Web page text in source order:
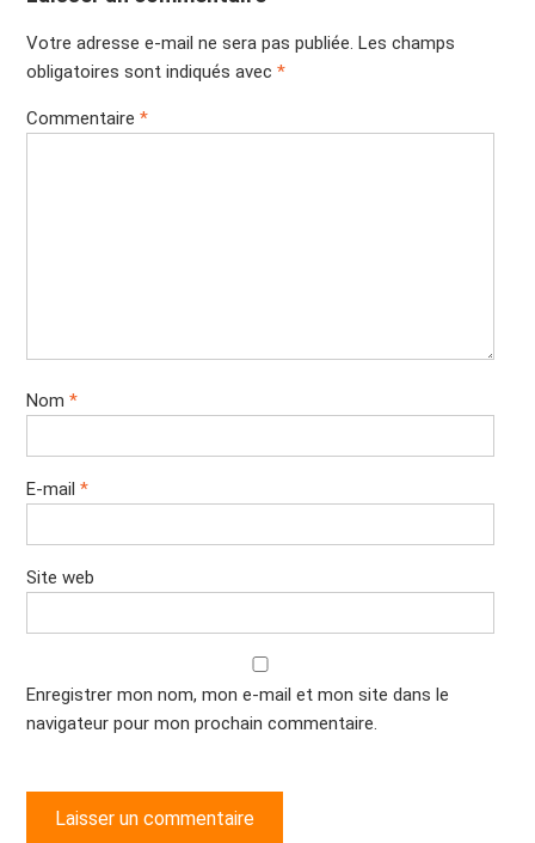
Votre adresse e-mail ne sera pas publiée. Les champs
obligatoires sont indiqués avec *
Commentaire *
Nom *
E-mail *
Site web
Enregistrer mon nom, mon e-mail et mon site dans le
navigateur pour mon prochain commentaire.